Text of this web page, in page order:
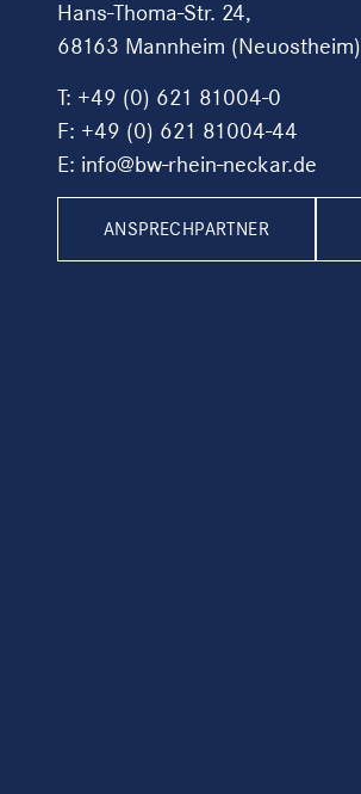
Hans-Thoma-Str. 24,
68163 Mannheim (Neuostheim)
T: +49 (0) 621 81004-0
F: +49 (0) 621 81004-44
E: info@bw-rhein-neckar.de
ANSPRECHPARTNER